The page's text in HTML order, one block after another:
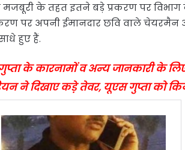
के तहत इतने बड़े प्रकरण पर विभाग
पर अपनी ईमानदार छवि वाले
हुए हैं.
के कारनामों व अन्य जानकारी के
ने दिखाए कड़े तेवर, यूएस गुप्ता को